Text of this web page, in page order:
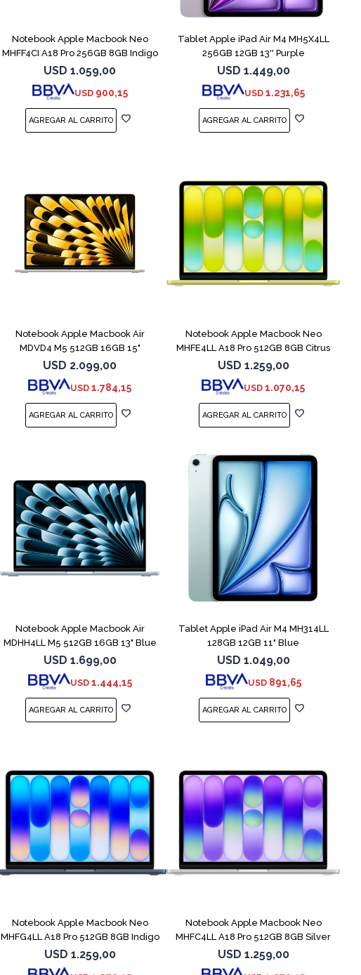
Notebook Apple Macbook Neo
MHFF4CI A18 Pro 256GB 8GB Indigo
USD 1.059,00
USD 900,15
Tablet Apple iPad Air M4 MH5X4LL
256GB 12GB 13'' Purple
USD 1.449,00
USD 1.231,65
Notebook Apple Macbook Air
MDVD4 M5 512GB 16GB 15"
Starlight
USD 2.099,00
USD 1.784,15
Notebook Apple Macbook Neo
MHFE4LL A18 Pro 512GB 8GB Citrus
USD 1.259,00
USD 1.070,15
Notebook Apple Macbook Air
MDHH4LL M5 512GB 16GB 13" Blue
USD 1.699,00
USD 1.444,15
Tablet Apple iPad Air M4 MH314LL
128GB 12GB 11" Blue
USD 1.049,00
USD 891,65
Notebook Apple Macbook Neo
MHFG4LL A18 Pro 512GB 8GB Indigo
USD 1.259,00
Notebook Apple Macbook Neo
MHFC4LL A18 Pro 512GB 8GB Silver
USD 1.259,00